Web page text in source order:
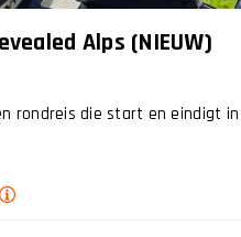
Alps (NIEUW)
rondreis die start en eindigt in